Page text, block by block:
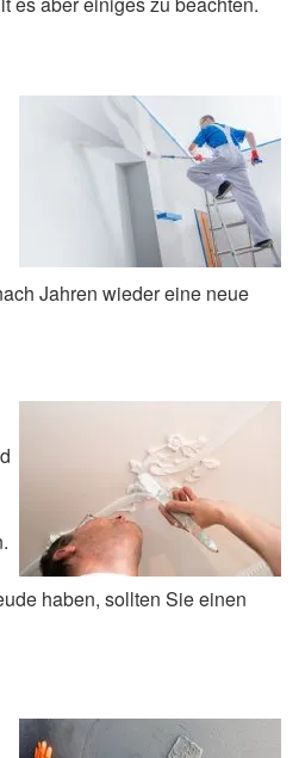
Jahren wieder eine neue
haben, sollten Sie einen